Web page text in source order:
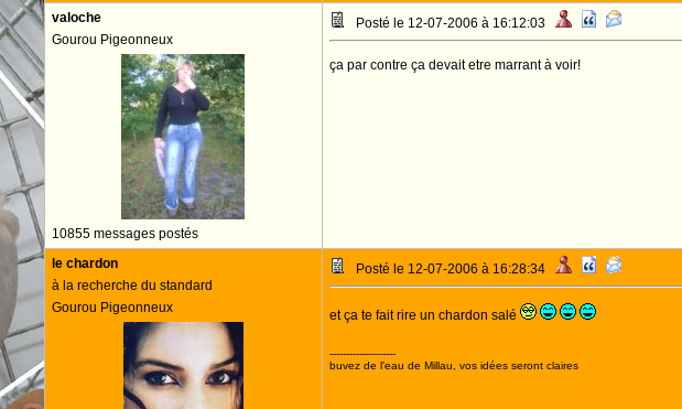
valoche
Gourou Pigeonneux
10855 messages postés
Posté le 12-07-2006 à 16:12:03
ça par contre ça devait etre marrant à voir!
le chardon
à la recherche du standard
Gourou Pigeonneux
Posté le 12-07-2006 à 16:28:34
et ça te fait rire un chardon salé
--------------------
buvez de l'eau de Millau, vos idées seront claires